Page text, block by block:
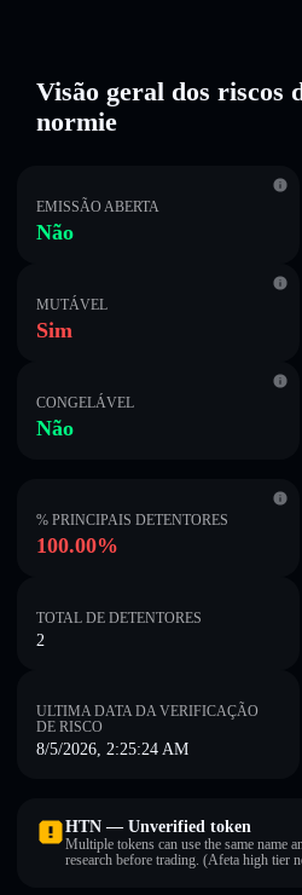
Visão geral dos riscos
normie
EMISSÃO ABERTA
Não
MUTÁVEL
Sim
CONGELÁVEL
Não
% PRINCIPAIS DETENTORES
100.00%
TOTAL DE DETENTORES
2
ULTIMA DATA DA VERIFICAÇÃO
DE RISCO
8/5/2026, 2:25:24 AM
HTN — Unverified token
Multiple tokens can use the same name
research before trading. (Afeta high tier